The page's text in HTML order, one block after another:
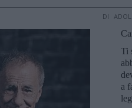
DI
Ti
a